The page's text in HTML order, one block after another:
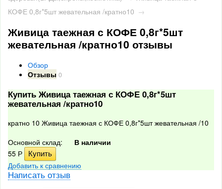
КОФЕ 0,8г*5шт жевательная /кратно10 →
Живица таежная с КОФЕ 0,8г*5шт
жевательная /кратно10 отзывы
Обзор
Отзывы 0
Купить Живица таежная с КОФЕ 0,8г*5шт
жевательная /кратно10
кратно 10 Живица таежная с КОФЕ 0,8г*5шт жевательная /10
Основной склад:
В наличии
55 Р
Добавить к сравнению
Написать отзыв